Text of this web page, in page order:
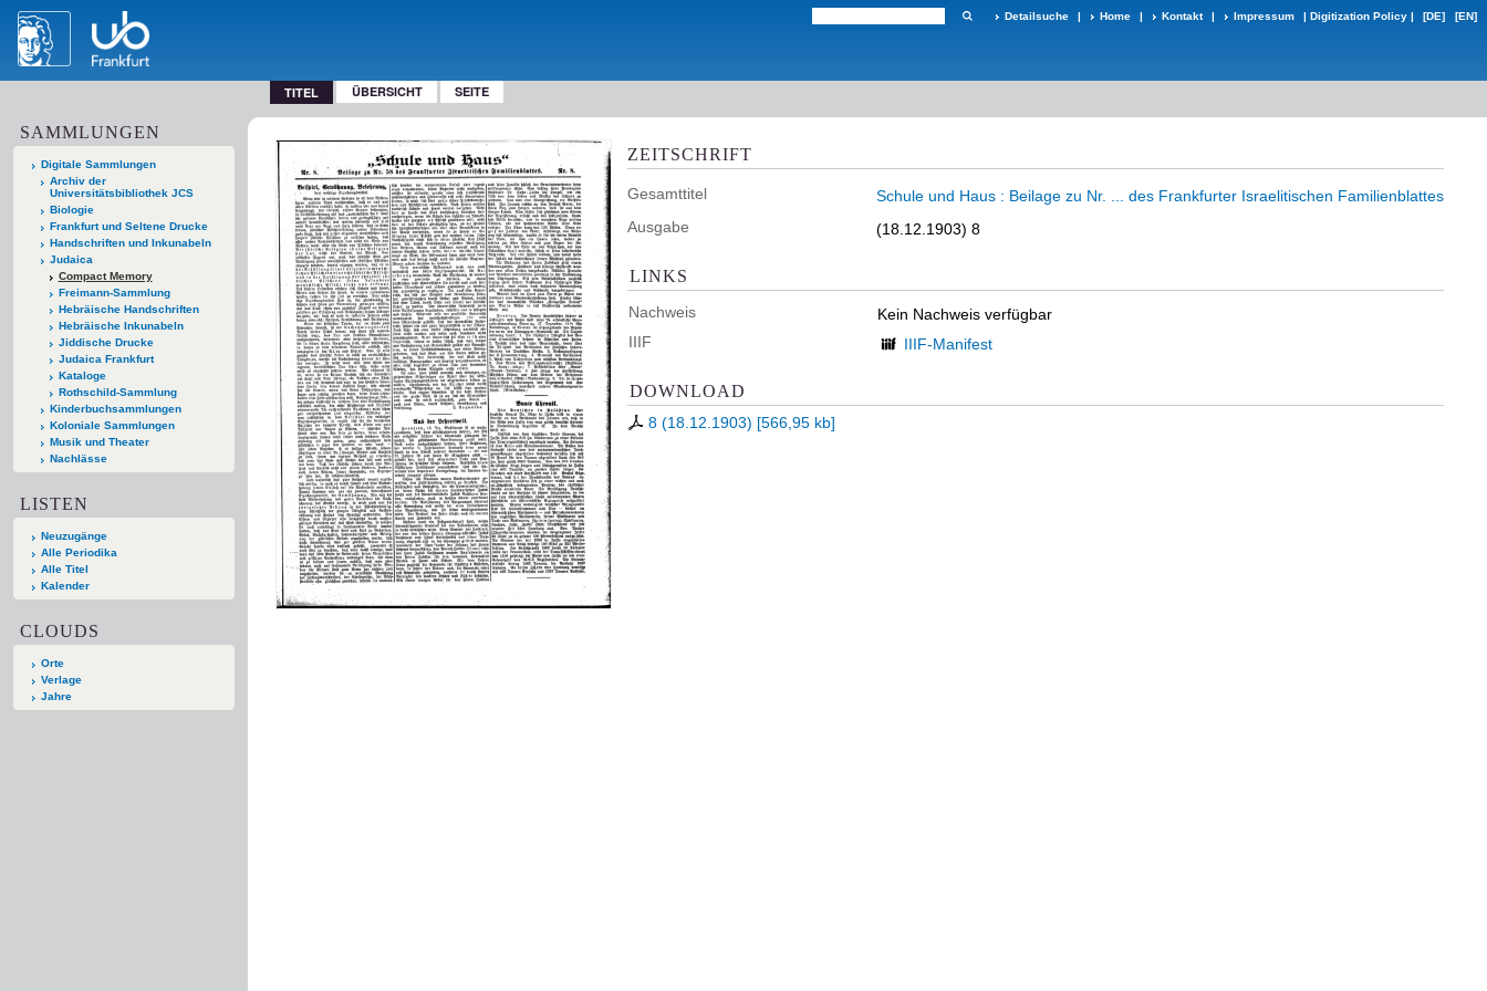
Detailsuche | Home | Kontakt | Impressum | Digitization Policy | [DE] [EN]
TITEL ÜBERSICHT SEITE
SAMMLUNGEN
Digitale Sammlungen
Archiv der
Universitätsbibliothek JCS
Biologie
Frankfurt und Seltene Drucke
Handschriften und Inkunabeln
Judaica
Compact Memory
Freimann-Sammlung
Hebräische Handschriften
Hebräische Inkunabeln
Jiddische Drucke
Judaica Frankfurt
Kataloge
Rothschild-Sammlung
Kinderbuchsammlungen
Koloniale Sammlungen
Musik und Theater
Nachlässe
LISTEN
Neuzugänge
Alle Periodika
Alle Titel
Kalender
CLOUDS
Orte
Verlage
Jahre
ZEITSCHRIFT
Gesamttitel
Schule und Haus : Beilage zu Nr. ... des Frankfurter Israelitischen Familienblattes
Ausgabe
(18.12.1903) 8
LINKS
Nachweis
Kein Nachweis verfügbar
IIIF
IIIF-Manifest
DOWNLOAD
8 (18.12.1903) [566,95 kb]